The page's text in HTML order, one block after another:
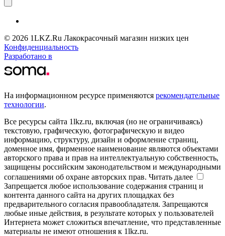
© 2026 1LKZ.Ru Лакокрасочный магазин низких цен
Конфиденциальность
Разработано в
На информационном ресурсе применяются рекомендательные
технологии.
Все ресурсы сайта 1lkz.ru, включая (но не ограничиваясь)
текстовую, графическую, фотографическую и видео
информацию, структуру, дизайн и оформление страниц,
доменное имя, фирменное наименование являются объектами
авторского права и прав на интеллектуальную собственность,
защищены российским законодательством и международными
соглашениями об охране авторских прав. Читать далее
Запрещается любое использование содержания страниц и
контента данного сайта на других площадках без
предварительного согласия правообладателя. Запрещаются
любые иные действия, в результате которых у пользователей
Интернета может сложиться впечатление, что представленные
материалы не имеют отношения к 1lkz.ru.